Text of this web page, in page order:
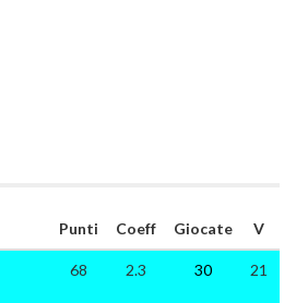
Punti Coeff Giocate V
68 2.3 30 21